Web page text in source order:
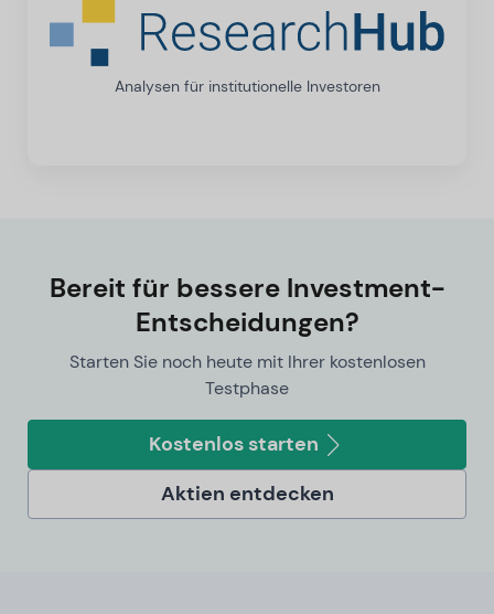
Analysen für institutionelle Investoren
Bereit für bessere Investment-
Entscheidungen?
Starten Sie noch heute mit Ihrer kostenlosen
Testphase
Kostenlos starten
Aktien entdecken